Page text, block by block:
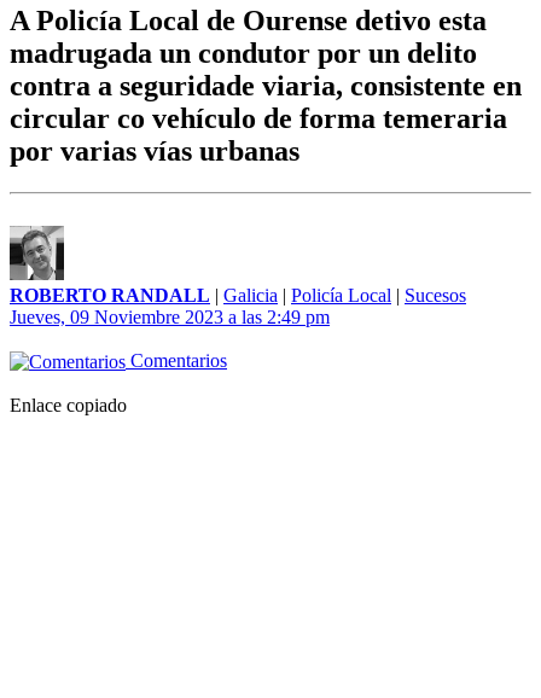
A Policía Local de Ourense detivo esta
madrugada un condutor por un delito
contra a seguridade viaria, consistente en
circular co vehículo de forma temeraria
por varias vías urbanas
ROBERTO RANDALL | Galicia | Policía Local | Sucesos
Jueves, 09 Noviembre 2023 a las 2:49 pm
Comentarios
Enlace copiado